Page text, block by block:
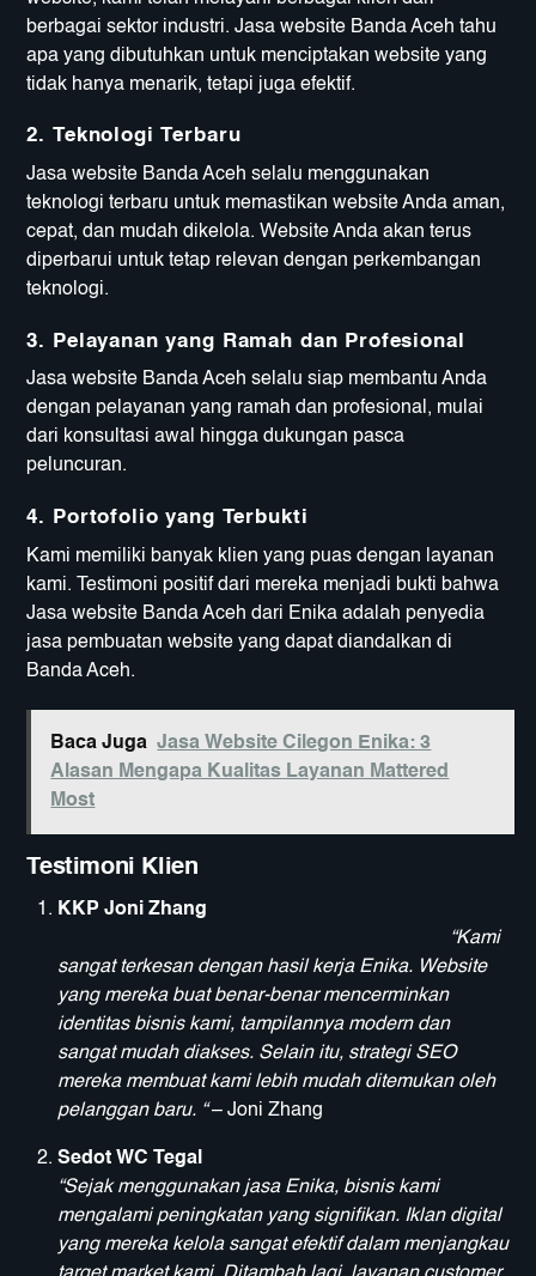
berbagai sektor industri. Jasa website Banda Aceh tahu
apa yang dibutuhkan untuk menciptakan website yang
tidak hanya menarik, tetapi juga efektif.
2. Teknologi Terbaru
Jasa website Banda Aceh selalu menggunakan
teknologi terbaru untuk memastikan website Anda aman,
cepat, dan mudah dikelola. Website Anda akan terus
diperbarui untuk tetap relevan dengan perkembangan
teknologi.
3. Pelayanan yang Ramah dan Profesional
Jasa website Banda Aceh selalu siap membantu Anda
dengan pelayanan yang ramah dan profesional, mulai
dari konsultasi awal hingga dukungan pasca
peluncuran.
4. Portofolio yang Terbukti
Kami memiliki banyak klien yang puas dengan layanan
kami. Testimoni positif dari mereka menjadi bukti bahwa
Jasa website Banda Aceh dari Enika adalah penyedia
jasa pembuatan website yang dapat diandalkan di
Banda Aceh.
Baca Juga Jasa Website Cilegon Enika: 3
Alasan Mengapa Kualitas Layanan Mattered
Most
Testimoni Klien
KKP Joni Zhang
“Kami
sangat terkesan dengan hasil kerja Enika. Website
yang mereka buat benar-benar mencerminkan
identitas bisnis kami, tampilannya modern dan
sangat mudah diakses. Selain itu, strategi SEO
mereka membuat kami lebih mudah ditemukan oleh
pelanggan baru. “– Joni Zhang
Sedot WC Tegal
“Sejak menggunakan jasa Enika, bisnis kami
mengalami peningkatan yang signifikan. Iklan digital
yang mereka kelola sangat efektif dalam menjangkau